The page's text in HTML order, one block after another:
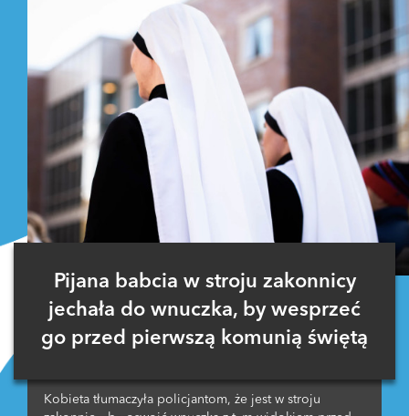
Pijana babcia w stroju zakonnicy
jechała do wnuczka, by wesprzeć
go przed pierwszą komunią świętą
Kobieta tłumaczyła policjantom, że jest w stroju